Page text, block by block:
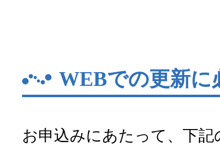
WEBでの更新に
お申込みにあたって、下